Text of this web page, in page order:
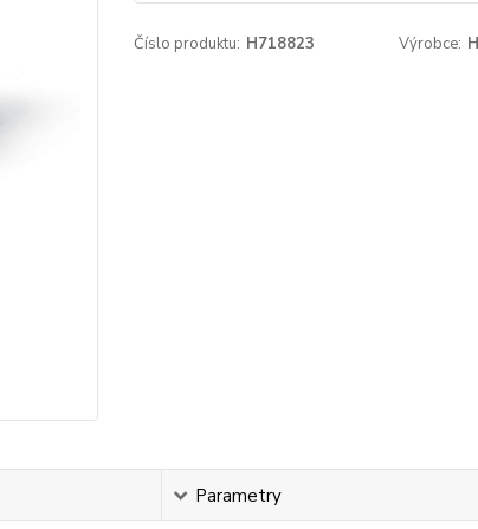
Číslo produktu: H718823 Výrobce:
Parametry